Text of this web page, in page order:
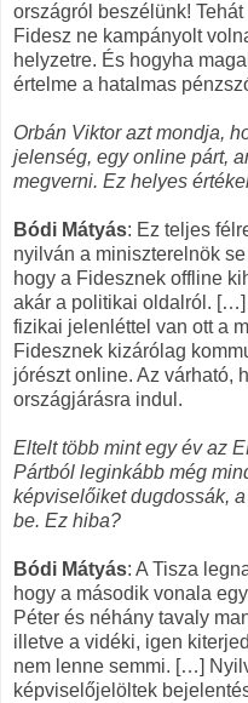
országról beszélünk!
Fidesz ne kampányolt
helyzetre. És hogyha
értelme a hatalmas
Orbán Viktor azt mondja,
jelenség, egy online párt,
megverni. Ez helyes
Bódi Mátyás: Ez teljes
nyilván a miniszterelnök
hogy a Fidesznek offline
akár a politikai oldalról.
fizikai jelenléttel van ott a
Fidesznek kizárólag
jórészt online. Az várható,
országjárásra indul.
Eltelt több mint egy év az
Pártból leginkább még
képviselőiket dugdossák,
be. Ez hiba?
Bódi Mátyás: A Tisza
hogy a második vonala
Péter és néhány tavaly
illetve a vidéki, igen
nem lenne semmi. […]
képviselőjelöltek